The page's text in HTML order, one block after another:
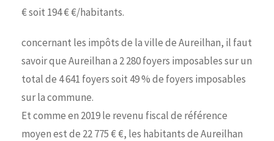
€ soit 194 € €/habitants.
concernant les impôts de la ville de Aureilhan, il faut
savoir que Aureilhan a 2 280 foyers imposables sur un
total de 4 641 foyers soit 49 % de foyers imposables
sur la commune.
Et comme en 2019 le revenu fiscal de référence
moyen est de 22 775 € €, les habitants de Aureilhan